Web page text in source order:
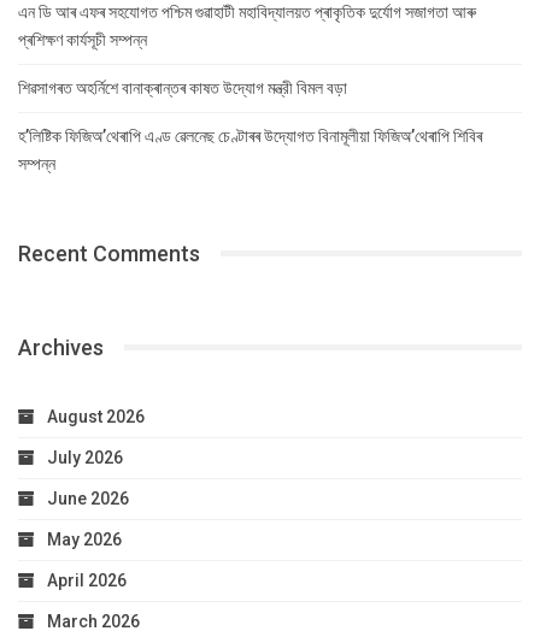
এন ডি আৰ এফৰ সহযোগত পশ্চিম গুৱাহাটী মহাবিদ্যালয়ত প্ৰাকৃতিক দুৰ্যোগ সজাগতা আৰু
প্ৰশিক্ষণ কাৰ্যসূচী সম্পন্ন
শিৱসাগৰত অহৰ্নিশে বানাক্ৰান্তৰ কাষত উদ্যোগ মন্ত্রী বিমল বড়া
হ’লিষ্টিক ফিজিঅ’থেৰাপি এণ্ড ৱেলনেছ চেণ্টাৰৰ উদ্যোগত বিনামূলীয়া ফিজিঅ’থেৰাপি শিবিৰ
সম্পন্ন
Recent Comments
Archives
August 2026
July 2026
June 2026
May 2026
April 2026
March 2026